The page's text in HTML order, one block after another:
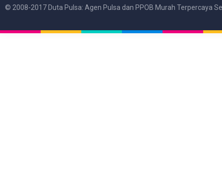
© 2008-2017 Duta Pulsa: Agen Pulsa dan PPOB Murah Terpercaya